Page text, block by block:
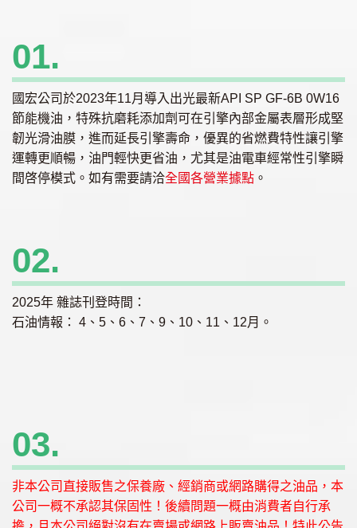
01.
國宏公司於2023年11月導入出光最新API SP GF-6B 0W16
節能機油，特殊抗磨耗添加劑可在引擎內部金屬表層形成堅
韌光滑油膜，進而延長引擎壽命，優異的省燃費特性讓引擎
運轉更順暢，油門輕快更省油，尤其是油電車經常性引擎瞬
間啓停模式。如有需要請洽全國各營業據點 。
02.
2025年 雜誌刊登時間：
石油情報： 4、5、6、7、9、10、11、12月。
03.
非本公司直接販售之保養廠、經銷商或網路購得之油品，本
公司一概不承認其保固性！後續問題一概由消費者自行承